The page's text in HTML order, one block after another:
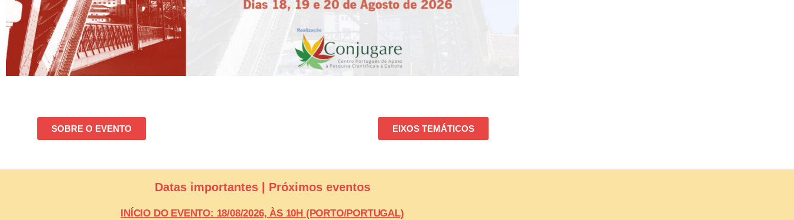
SOBRE O EVENTO EIXOS TEMÁTICOS
Datas importantes | Próximos eventos
INÍCIO DO EVENTO: 18/08/2026, ÀS 10H (PORTO/PORTUGAL)